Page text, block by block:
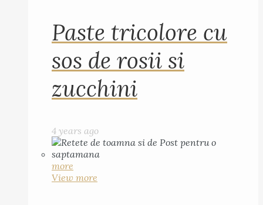
Paste tricolore cu
sos de rosii si
zucchini
4 years ago
more
View more